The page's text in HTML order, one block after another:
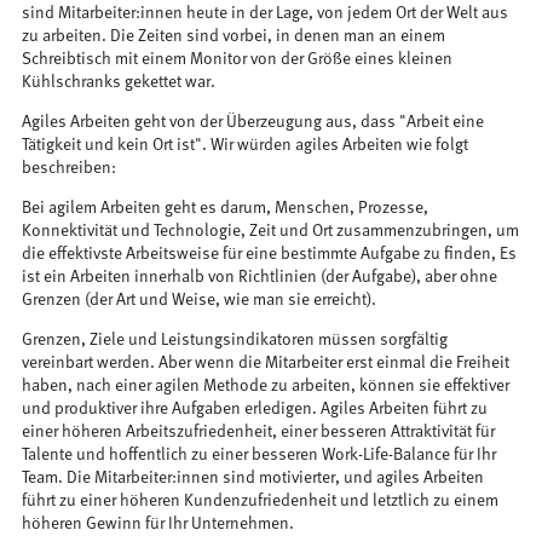
sind Mitarbeiter:innen heute in der Lage, von jedem Ort der Welt aus
zu arbeiten. Die Zeiten sind vorbei, in denen man an einem
Schreibtisch mit einem Monitor von der Größe eines kleinen
Kühlschranks gekettet war.
Agiles Arbeiten geht von der Überzeugung aus, dass "Arbeit eine
Tätigkeit und kein Ort ist". Wir würden agiles Arbeiten wie folgt
beschreiben:
Bei agilem Arbeiten geht es darum, Menschen, Prozesse,
Konnektivität und Technologie, Zeit und Ort zusammenzubringen, um
die effektivste Arbeitsweise für eine bestimmte Aufgabe zu finden, Es
ist ein Arbeiten innerhalb von Richtlinien (der Aufgabe), aber ohne
Grenzen (der Art und Weise, wie man sie erreicht).
Grenzen, Ziele und Leistungsindikatoren müssen sorgfältig
vereinbart werden. Aber wenn die Mitarbeiter erst einmal die Freiheit
haben, nach einer agilen Methode zu arbeiten, können sie effektiver
und produktiver ihre Aufgaben erledigen. Agiles Arbeiten führt zu
einer höheren Arbeitszufriedenheit, einer besseren Attraktivität für
Talente und hoffentlich zu einer besseren Work-Life-Balance für Ihr
Team. Die Mitarbeiter:innen sind motivierter, und agiles Arbeiten
führt zu einer höheren Kundenzufriedenheit und letztlich zu einem
höheren Gewinn für Ihr Unternehmen.